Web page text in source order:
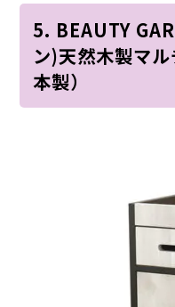
5. BEAUTY
ン)天然木製マ
本製）